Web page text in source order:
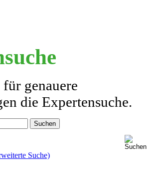
genauere
die Expertensuche.
Suche)